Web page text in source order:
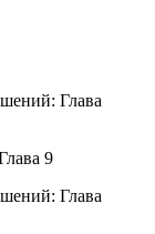
9